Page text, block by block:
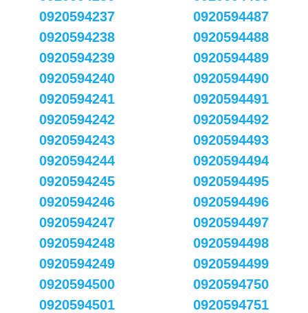
0920594237
0920594238
0920594239
0920594240
0920594241
0920594242
0920594243
0920594244
0920594245
0920594246
0920594247
0920594248
0920594249
0920594487
0920594488
0920594489
0920594490
0920594491
0920594492
0920594493
0920594494
0920594495
0920594496
0920594497
0920594498
0920594499
0920594500
0920594501
0920594750
0920594751